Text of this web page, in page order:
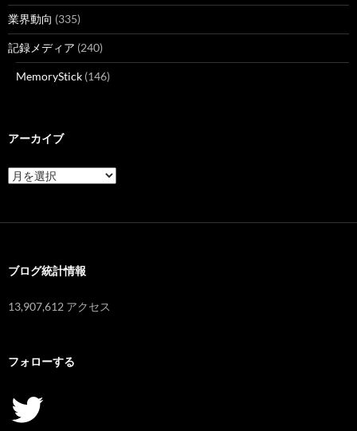
業界動向 (335)
記録メディア (240)
MemoryStick (146)
アーカイブ
ア
ー
ブログ統計情報
13,907,612 アクセス
フォローする
Twitter